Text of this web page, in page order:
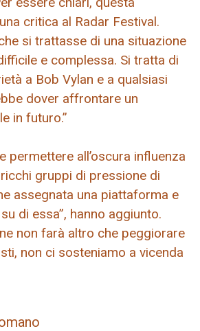
critica al Radar Festival.
si trattasse di una situazione
e complessa. Si tratta di
a Bob Vylan e a qualsiasi
dover affrontare un
in futuro.”
permettere all’oscura influenza
gruppi di pressione di
assegnata una piattaforma e
di essa”, hanno aggiunto.
non farà altro che peggiorare
non ci sosteniamo a vicenda